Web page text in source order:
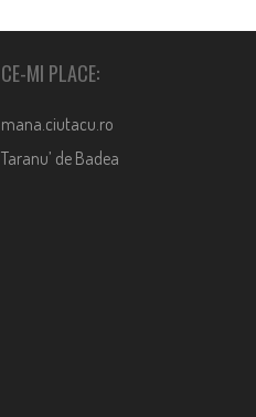
CE-MI PLACE:
mana.ciutacu.ro
Taranu’ de Badea